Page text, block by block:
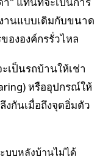
านแบบเดิมกับขนาด
ององค์กรรั่วไหล
เป็นรถบ้านให้เช่า
หรืออุปกรณ์ให้
งกันเมื่อถึงจุดอิ่มตัว
บบหลังบ้านไม่ได้